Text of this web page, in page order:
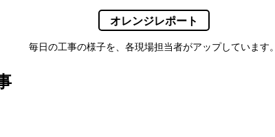
オレンジレポート
毎日の工事の様子を、各現場担当者がアップしています。